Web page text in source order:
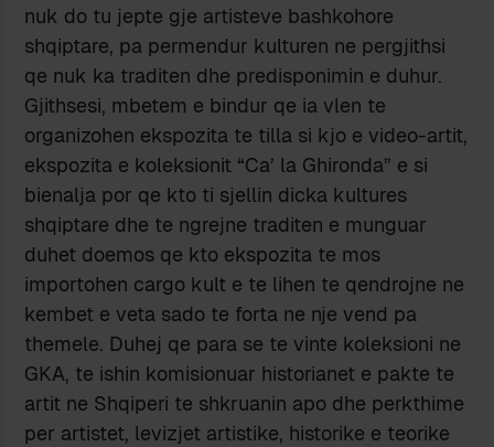
nuk do tu jepte gje artisteve bashkohore
shqiptare, pa permendur kulturen ne pergjithsi
qe nuk ka traditen dhe predisponimin e duhur.
Gjithsesi, mbetem e bindur qe ia vlen te
organizohen ekspozita te tilla si kjo e video-artit,
ekspozita e koleksionit “Ca’ la Ghironda” e si
bienalja por qe kto ti sjellin dicka kultures
shqiptare dhe te ngrejne traditen e munguar
duhet doemos qe kto ekspozita te mos
importohen cargo kult e te lihen te qendrojne ne
kembet e veta sado te forta ne nje vend pa
themele. Duhej qe para se te vinte koleksioni ne
GKA, te ishin komisionuar historianet e pakte te
artit ne Shqiperi te shkruanin apo dhe perkthime
per artistet, levizjet artistike, historike e teorike